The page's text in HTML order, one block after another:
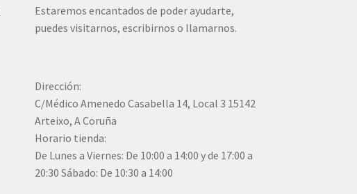
Estaremos encantados de poder ayudarte,
puedes visitarnos, escribirnos o llamarnos.
Dirección:
C/Médico Amenedo Casabella 14, Local 3 15142
Arteixo, A Coruña
Horario tienda:
De Lunes a Viernes: De 10:00 a 14:00 y de 17:00 a
20:30 Sábado: De 10:30 a 14:00